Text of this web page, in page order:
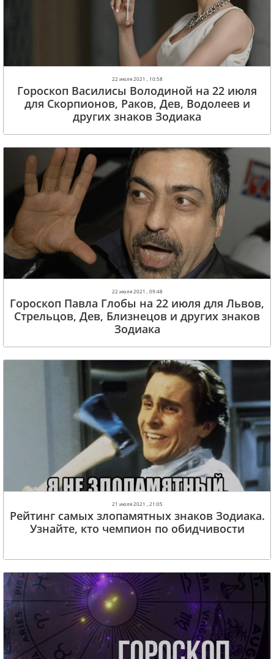
22 июля 2021 , 10:58
Гороскоп Василисы Володиной на 22 июля
для Скорпионов, Раков, Дев, Водолеев и
других знаков Зодиака
22 июля 2021 , 09:48
Гороскоп Павла Глобы на 22 июля для Львов,
Стрельцов, Дев, Близнецов и других знаков
Зодиака
21 июля 2021 , 21:05
Рейтинг самых злопамятных знаков Зодиака.
Узнайте, кто чемпион по обидчивости